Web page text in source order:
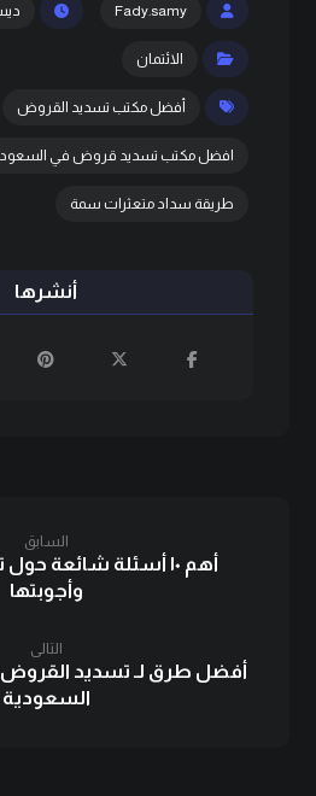
Fady.samy
الائتمان
أفضل مكتب تسديد القروض
افضل مكتب تسديد قروض في
طريقة سداد متعثرات سمة
السابق
أهم ١٠ أسئلة شائعة
وأجوبتها
التالى
أفضل طرق لـ تسديد
السعودية